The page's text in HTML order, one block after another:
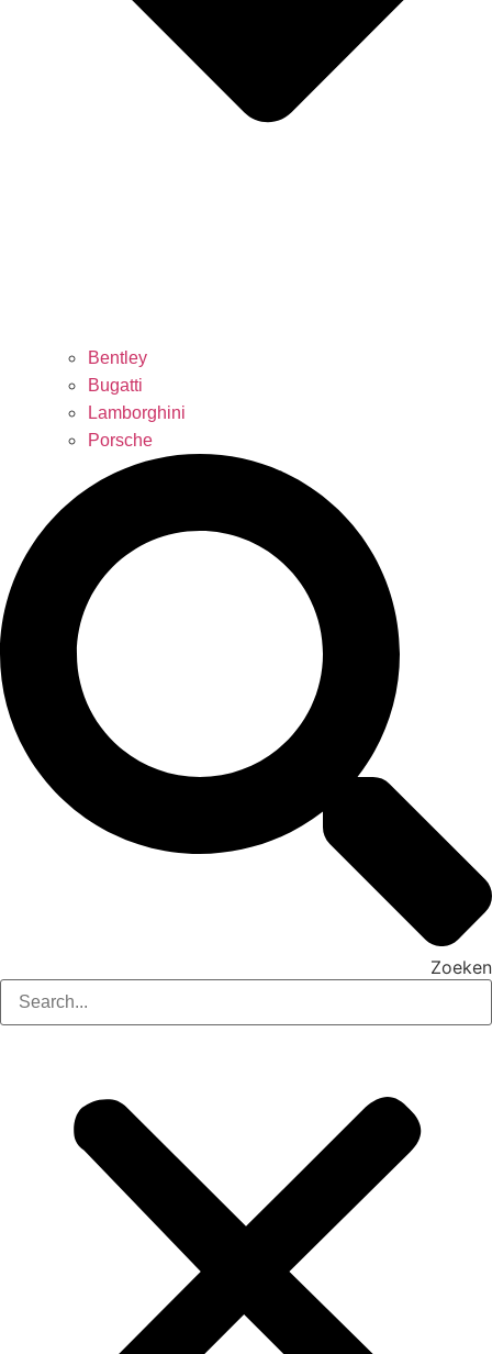
Bentley
Bugatti
Lamborghini
Porsche
Zoeken